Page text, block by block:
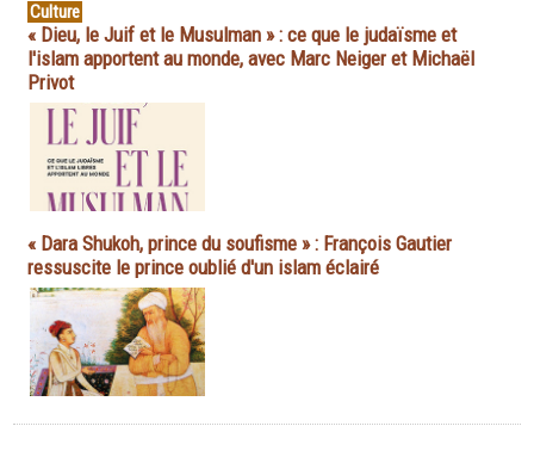
Culture
« Dieu, le Juif et le Musulman » : ce que le judaïsme et
l'islam apportent au monde, avec Marc Neiger et Michaël
Privot
« Dara Shukoh, prince du soufisme » : François Gautier
ressuscite le prince oublié d'un islam éclairé